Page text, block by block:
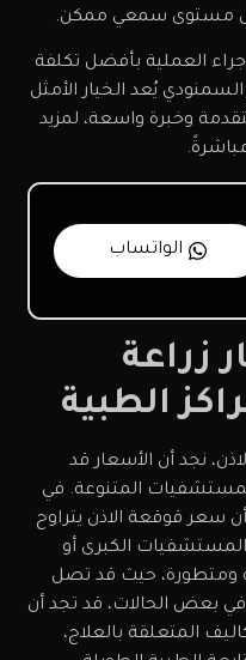
مستوى سمعي ممكن.
العملية بأفضل تكلفة
يُعد الخيار الأمثل
وخبرة واسعة، لمزيد
الواتساب
زراعة
الطبية
نجد أن الأسعار قد
المتنوعة. في
سعر قوقعة الاذن يتراوح
الكبرى أو
ومتطورة، حيث قد تصل
في بعض الحالات، قد تجد أن
المتعلقة بالعلاج،